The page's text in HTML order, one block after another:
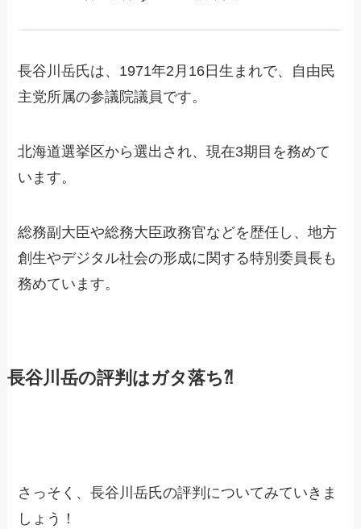
長谷川岳氏は、1971年2月16日生まれで、自由民
主党所属の参議院議員です。
北海道選挙区から選出され、現在3期目を務めて
います。
総務副大臣や総務大臣政務官などを歴任し、地方
創生やデジタル社会の形成に関する特別委員長も
務めています。
長谷川岳の評判はガタ落ち⁈
さっそく、長谷川岳氏の評判についてみていきま
しょう！